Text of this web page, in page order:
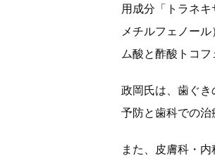
用成分「トラネ
メチルフェノー
ム酸と酢酸トコ
政岡氏は、歯ぐ
予防と歯科での治
また、皮膚科・